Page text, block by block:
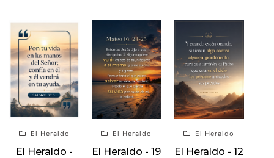
El Heraldo
El Heraldo -
El Heraldo
El Heraldo - 19
El Heraldo
El Heraldo - 12